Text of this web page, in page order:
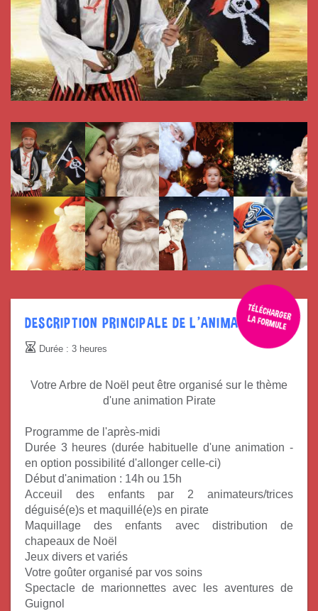
DESCRIPTION PRINCIPALE DE L'ANIMATION
Durée : 3 heures
Votre Arbre de Noël peut être organisé sur le thème
d'une animation Pirate
Programme de l'après-midi
Durée 3 heures (durée habituelle d'une animation -
en option possibilité d'allonger celle-ci)
Début d'animation : 14h ou 15h
Acceuil des enfants par 2 animateurs/trices
déguisé(e)s et maquillé(e)s en pirate
Maquillage des enfants avec distribution de
chapeaux de Noël
Jeux divers et variés
Votre goûter organisé par vos soins
Spectacle de marionnettes avec les aventures de
Guignol